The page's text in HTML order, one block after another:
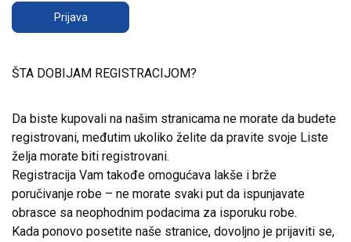
Prijava
ŠTA DOBIJAM REGISTRACIJOM?
Da biste kupovali na našim stranicama ne morate da budete
registrovani, međutim ukoliko želite da pravite svoje Liste
želja morate biti registrovani.
Registracija Vam takođe omogućava lakše i brže
poručivanje robe – ne morate svaki put da ispunjavate
obrasce sa neophodnim podacima za isporuku robe.
Kada ponovo posetite naše stranice, dovoljno je prijaviti se,